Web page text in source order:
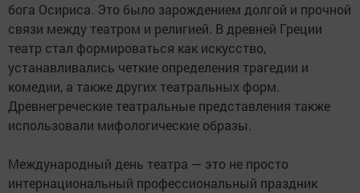
бога Осириса. Это было зарождением долгой и прочной
связи между театром и религией. В древней Греции
театр стал формироваться как искусство,
устанавливались четкие определения трагедии и
комедии, а также других театральных форм.
Древнегреческие театральные представления также
использовали мифологические образы.
Международный день театра — это не просто
интернациональный профессиональный праздник